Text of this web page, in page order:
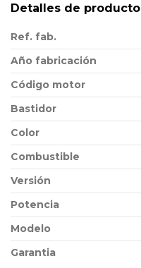
Detalles de producto
Ref. fab.
Año fabricación
Código motor
Bastidor
Color
Combustible
Versión
Potencia
Modelo
Garantia